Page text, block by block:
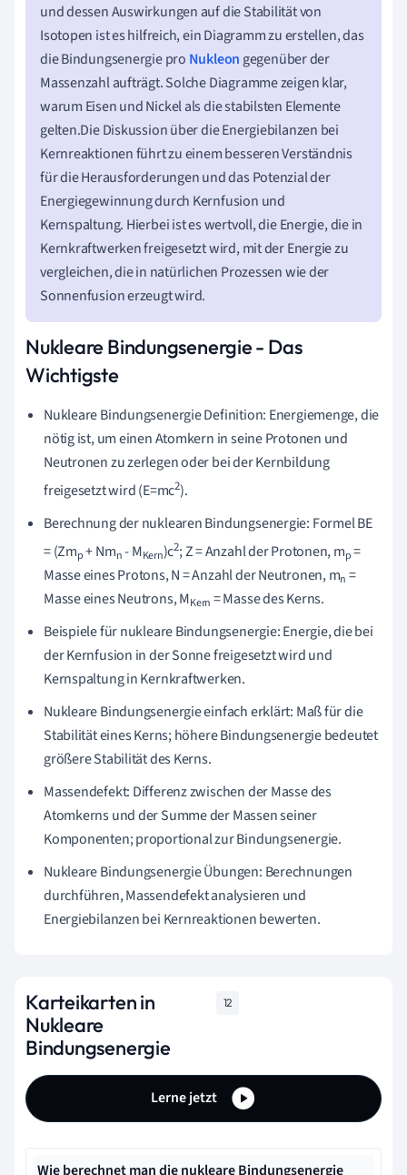
und dessen Auswirkungen auf die Stabilität von
Isotopen ist es hilfreich, ein Diagramm zu erstellen, das
die Bindungsenergie pro Nukleon gegenüber der
Massenzahl aufträgt. Solche Diagramme zeigen klar,
warum Eisen und Nickel als die stabilsten Elemente
gelten.Die Diskussion über die Energiebilanzen bei
Kernreaktionen führt zu einem besseren Verständnis
für die Herausforderungen und das Potenzial der
Energiegewinnung durch Kernfusion und
Kernspaltung. Hierbei ist es wertvoll, die Energie, die in
Kernkraftwerken freigesetzt wird, mit der Energie zu
vergleichen, die in natürlichen Prozessen wie der
Sonnenfusion erzeugt wird.
Nukleare Bindungsenergie - Das
Wichtigste
Nukleare Bindungsenergie Definition: Energiemenge, die
nötig ist, um einen Atomkern in seine Protonen und
Neutronen zu zerlegen oder bei der Kernbildung
freigesetzt wird (E=mc2).
Berechnung der nuklearen Bindungsenergie: Formel BE
= (Zmp+ Nmn- MKern)c2; Z = Anzahl der Protonen, mp=
Masse eines Protons, N = Anzahl der Neutronen, mn =
Masse eines Neutrons, MKern = Masse des Kerns.
Beispiele für nukleare Bindungsenergie: Energie, die bei
der Kernfusion in der Sonne freigesetzt wird und
Kernspaltung in Kernkraftwerken.
Nukleare Bindungsenergie einfach erklärt: Maß für die
Stabilität eines Kerns; höhere Bindungsenergie bedeutet
größere Stabilität des Kerns.
Massendefekt: Differenz zwischen der Masse des
Atomkerns und der Summe der Massen seiner
Komponenten; proportional zur Bindungsenergie.
Nukleare Bindungsenergie Übungen: Berechnungen
durchführen, Massendefekt analysieren und
Energiebilanzen bei Kernreaktionen bewerten.
Karteikarten in
Nukleare
Bindungsenergie
12
Lerne jetzt
Wie berechnet man die nukleare Bindungsenergie